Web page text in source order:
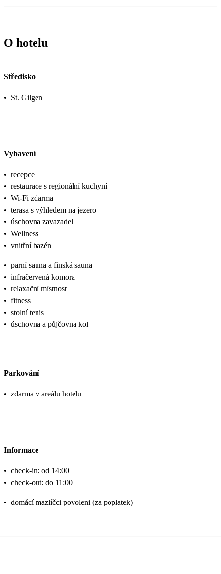
O hotelu
Středisko
• St. Gilgen
Vybavení
• recepce
• restaurace s regionální kuchyní
• Wi-Fi zdarma
• terasa s výhledem na jezero
• úschovna zavazadel
• Wellness
• vnitřní bazén
• parní sauna a finská sauna
• infračervená komora
• relaxační místnost
• fitness
• stolní tenis
• úschovna a půjčovna kol
Parkování
• zdarma v areálu hotelu
Informace
• check-in: od 14:00
• check-out: do 11:00
• domácí mazlíčci povoleni (za poplatek)